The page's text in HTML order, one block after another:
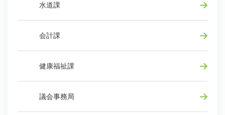
水道課
会計課
健康福祉課
議会事務局